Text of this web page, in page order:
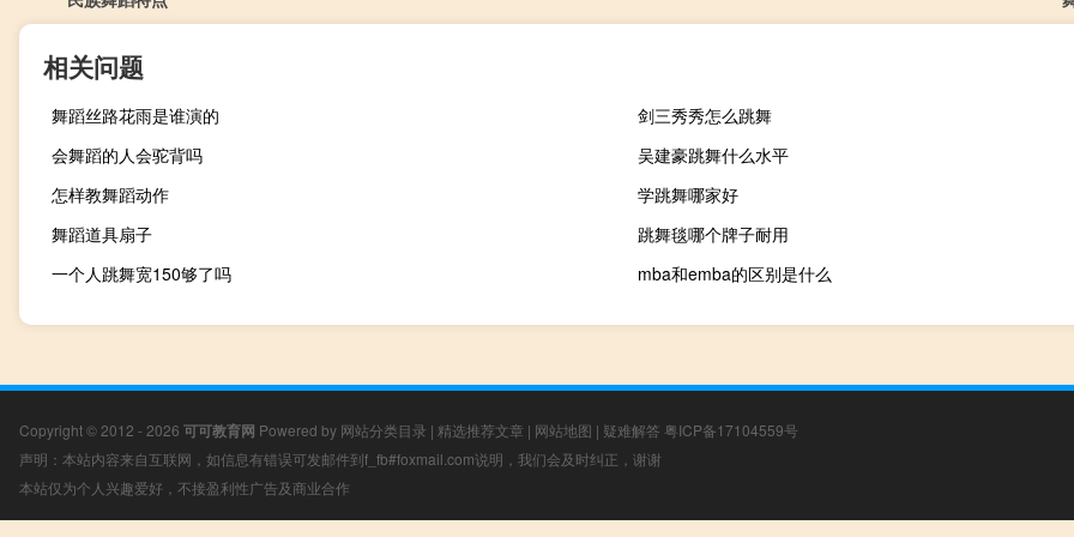
相关问题
舞蹈丝路花雨是谁演的
剑三秀秀怎么跳舞
会舞蹈的人会驼背吗
吴建豪跳舞什么水平
怎样教舞蹈动作
学跳舞哪家好
舞蹈道具扇子
跳舞毯哪个牌子耐用
一个人跳舞宽150够了吗
mba和emba的区别是什么
Copyright © 2012 - 2026 可可教育网 Powered by 网站分类目录 | 精选推荐文章 | 网站地图 | 疑难解答 粤ICP备17104559号
声明：本站内容来自互联网，如信息有错误可发邮件到f_fb#foxmail.com说明，我们会及时纠正，谢谢
本站仅为个人兴趣爱好，不接盈利性广告及商业合作